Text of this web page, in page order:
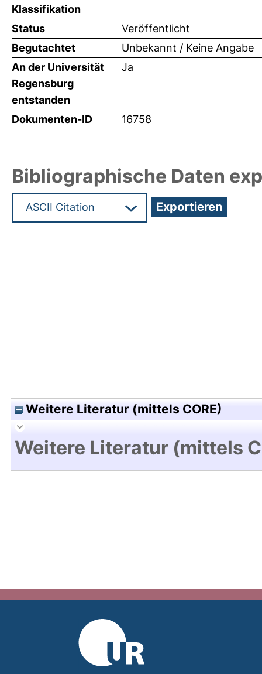
Klassifikation
Status
Veröffentlicht
Begutachtet
Unbekannt / Keine Angabe
An der Universität
Regensburg
entstanden
Ja
Dokumenten-ID 16758
Bibliographische Daten
Weitere Literatur (mittels CORE)
Weitere Literatur (mittels